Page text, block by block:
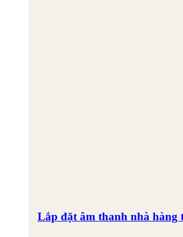
Lắp đặt âm thanh nhà hàng